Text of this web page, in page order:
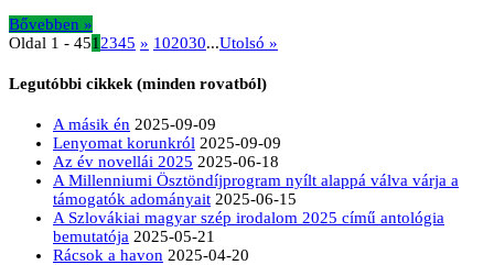
Bővebben »
Oldal 1 - 4512345 » 102030...Utolsó »
Legutóbbi cikkek (minden rovatból)
A másik én 2025-09-09
Lenyomat korunkról 2025-09-09
Az év novellái 2025 2025-06-18
A Millenniumi Ösztöndíjprogram nyílt alappá válva várja a
támogatók adományait 2025-06-15
A Szlovákiai magyar szép irodalom 2025 című antológia
bemutatója 2025-05-21
Rácsok a havon 2025-04-20